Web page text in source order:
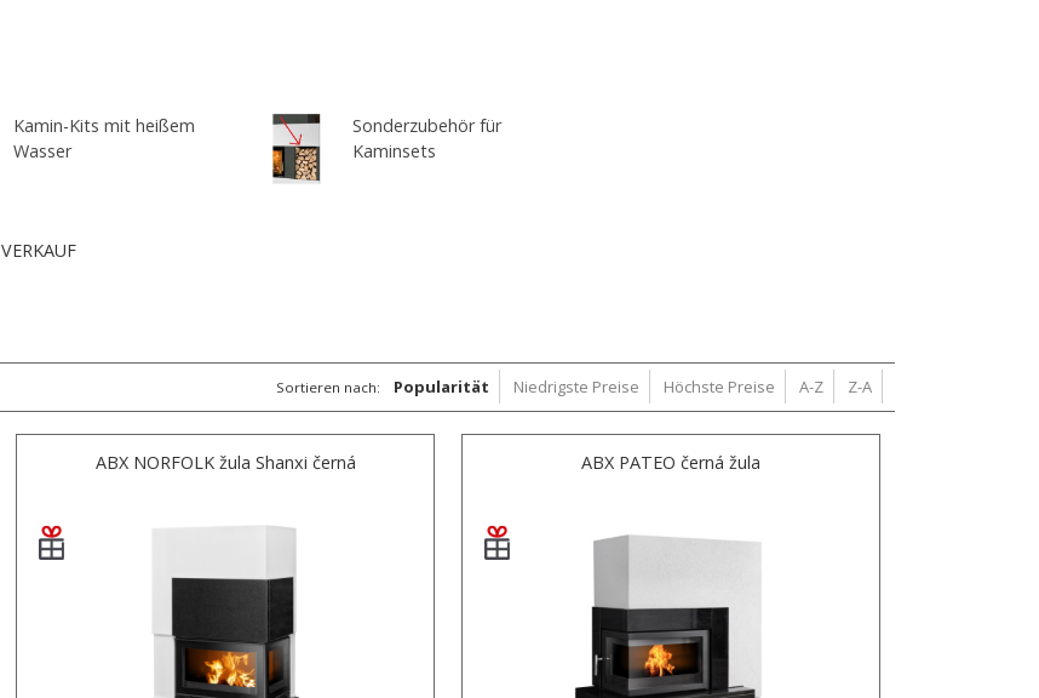
Kamin-Kits mit heißem
Wasser
Sonderzubehör für
Kaminsets
VERKAUF
Sortieren nach: Popularität Niedrigste Preise Höchste Preise A-Z Z-A
ABX NORFOLK žula Shanxi černá ABX PATEO černá žula